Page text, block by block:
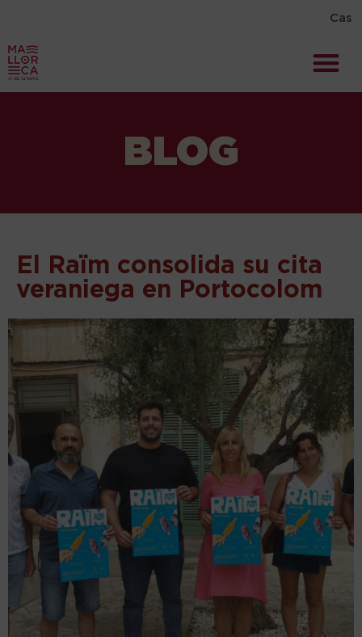
Cas
BLOG
El Raïm consolida su cita
veraniega en Portocolom